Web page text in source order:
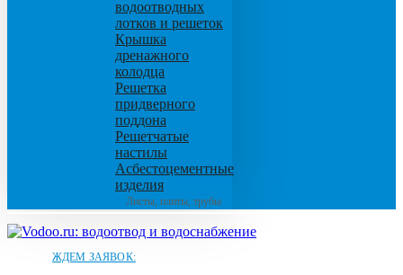
водоотводных
лотков и решеток
Крышка
дренажного
колодца
Решетка
придверного
поддона
Решетчатые
настилы
Асбестоцементные
изделия
Листы, плиты, трубы
ЖДЕМ ЗАЯВОК: